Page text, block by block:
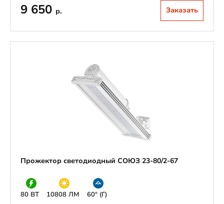
9 650 р. Заказать
Прожектор светодиодный СОЮЗ 23-80/2-67
80 ВТ 10808 ЛМ 60° (Г)